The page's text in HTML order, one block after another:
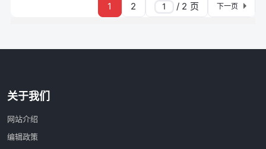
1 2 / 2 页 下一页
关于我们
网站介绍
编辑政策